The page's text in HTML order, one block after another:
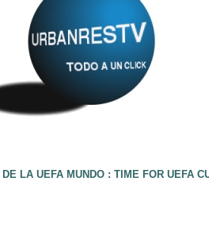
LA UEFA MUNDO : TIME FOR UEFA